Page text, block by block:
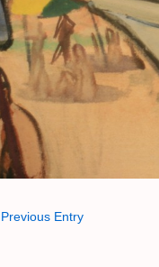
Previous Entry